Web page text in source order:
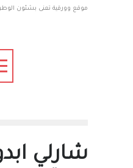
موقع وورقية تعنى بشئون الوطن
شارلي